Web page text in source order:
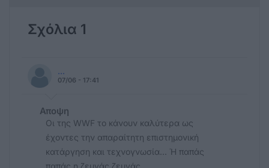
Σχόλια 1
...
07/06 - 17:41
Αποψη
Οι της WWF το κάνουν καλύτερα ως
έχοντες την απαραίτητη επιστημονική
κατάργηση και τεχνογνωσία... Ή παπάς
παπάς η ζευγάς ζευγάς...